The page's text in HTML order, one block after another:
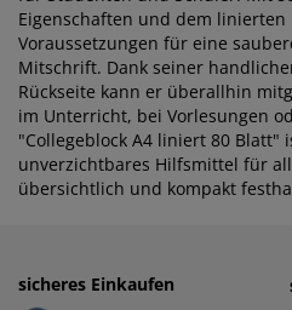
Eigenschaften und dem
Voraussetzungen für eine
Mitschrift. Dank seiner
Rückseite kann er überallhin
im Unterricht, bei Vorlesungen
"Collegeblock A4 liniert 80 Blatt"
unverzichtbares Hilfsmittel für
übersichtlich und kompakt
sicheres Einkaufen